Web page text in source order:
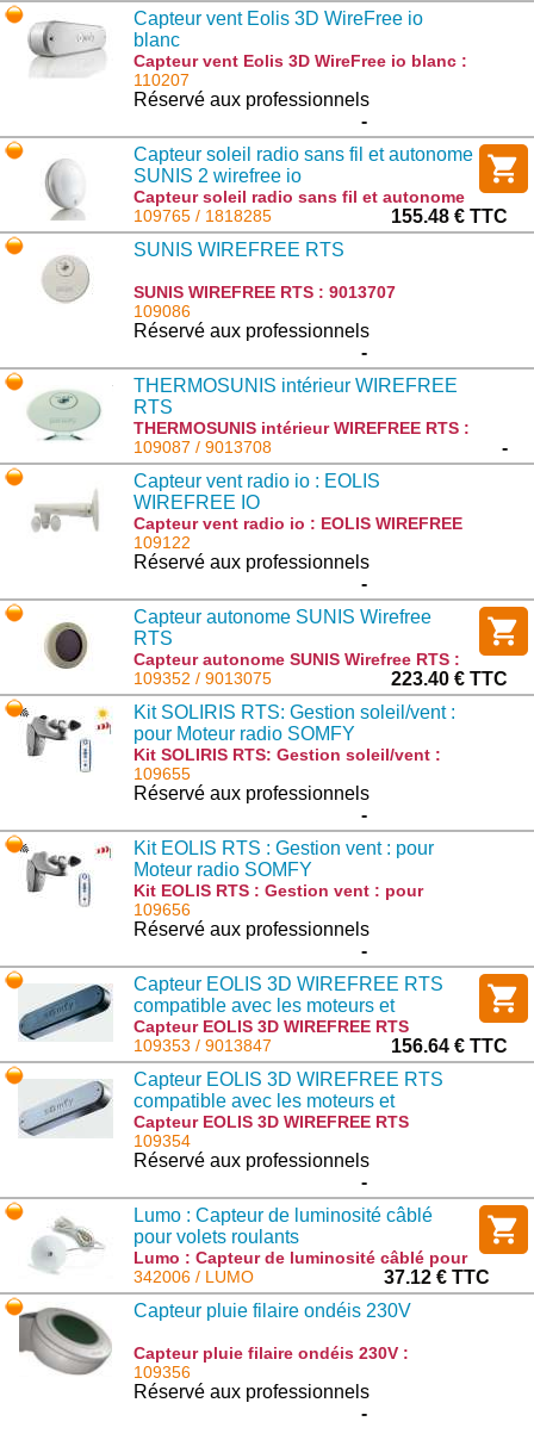
Capteur vent Eolis 3D WireFree io
blanc
Capteur vent Eolis 3D WireFree io blanc :
9016355
110207
Réservé aux professionnels
-
Capteur soleil radio sans fil et autonome
SUNIS 2 wirefree io
Capteur soleil radio sans fil et autonome
SUNIS 2 wirefree io : 1818285
109765 / 1818285
155.48 € TTC
SUNIS WIREFREE RTS
SUNIS WIREFREE RTS : 9013707
109086
Réservé aux professionnels
-
THERMOSUNIS intérieur WIREFREE
RTS
THERMOSUNIS intérieur WIREFREE RTS :
9013708
109087 / 9013708
-
Capteur vent radio io : EOLIS
WIREFREE IO
Capteur vent radio io : EOLIS WIREFREE
IO : 1816084
109122
Réservé aux professionnels
-
Capteur autonome SUNIS Wirefree
RTS
Capteur autonome SUNIS Wirefree RTS :
9013075
109352 / 9013075
223.40 € TTC
Kit SOLIRIS RTS: Gestion soleil/vent :
pour Moteur radio SOMFY
Kit SOLIRIS RTS: Gestion soleil/vent :
pour Moteur radio SOMFY : 1818209
109655
Réservé aux professionnels
-
Kit EOLIS RTS : Gestion vent : pour
Moteur radio SOMFY
Kit EOLIS RTS : Gestion vent : pour
Moteur radio SOMFY : 1818197
109656
Réservé aux professionnels
-
Capteur EOLIS 3D WIREFREE RTS
compatible avec les moteurs et
récepteurs Radio Somfy - NOIR
Capteur EOLIS 3D WIREFREE RTS
compatible avec les moteurs et
récepteurs Radio Somfy - NOIR : 9013847
109353 / 9013847
156.64 € TTC
Capteur EOLIS 3D WIREFREE RTS
compatible avec les moteurs et
récepteurs Radio Somfy - GRIS
Capteur EOLIS 3D WIREFREE RTS
compatible avec les moteurs et
récepteurs Radio Somfy - GRIS : 9013809
109354
Réservé aux professionnels
-
Lumo : Capteur de luminosité câblé
pour volets roulants
Lumo : Capteur de luminosité câblé pour
volets roulants : LUMO
342006 / LUMO
37.12 € TTC
Capteur pluie filaire ondéis 230V
Capteur pluie filaire ondéis 230V :
9016345
109356
Réservé aux professionnels
-